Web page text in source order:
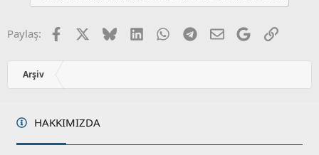
u
z
o
l
Paylaş: Facebook BlueskyLinkedInWhatsApp
Telegram
E-postaGoogleLink
Arşiv
HAKKIMIZDA